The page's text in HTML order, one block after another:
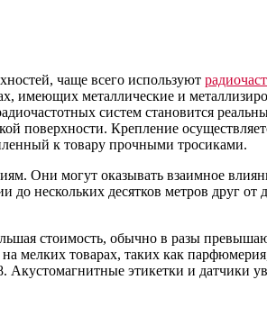
чаще всего используют
имеющих металлические и
систем становится
поверхности. Крепление
к товару прочными тросиками.
Они могут оказывать взаимное
нескольких десятков метров друг от
стоимость, обычно в разы
мелких товарах, таких как
Акустомагнитные этикетки и датчики